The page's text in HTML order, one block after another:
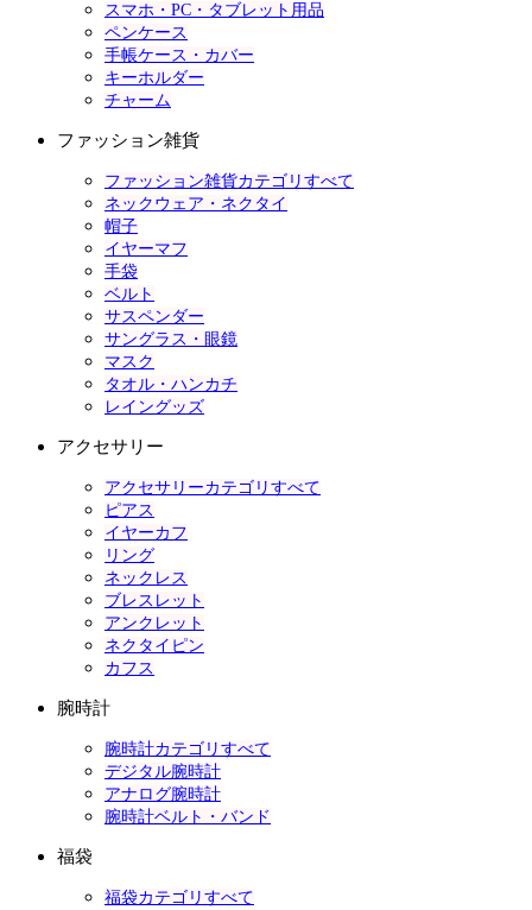
スマホ・PC・タブレット用品
ペンケース
手帳ケース・カバー
キーホルダー
チャーム
ファッション雑貨
ファッション雑貨カテゴリすべて
ネックウェア・ネクタイ
帽子
イヤーマフ
手袋
ベルト
サスペンダー
サングラス・眼鏡
マスク
タオル・ハンカチ
レイングッズ
アクセサリー
アクセサリーカテゴリすべて
ピアス
イヤーカフ
リング
ネックレス
ブレスレット
アンクレット
ネクタイピン
カフス
腕時計
腕時計カテゴリすべて
デジタル腕時計
アナログ腕時計
腕時計ベルト・バンド
福袋
福袋カテゴリすべて